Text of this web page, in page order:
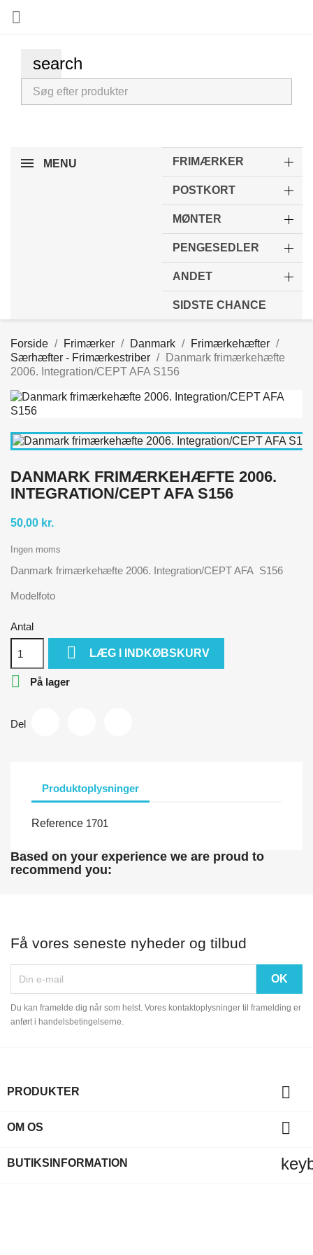

search
MENU FRIMÆRKER
POSTKORT
MØNTER
PENGESEDLER
ANDET
SIDSTE CHANCE
Forside Frimærker Danmark
Frimærkehæfter
Særhæfter - Frimærkestriber
Danmark frimærkehæfte
2006. Integration/CEPT AFA S156
DANMARK FRIMÆRKEHÆFTE 2006.
INTEGRATION/CEPT AFA S156
50,00 kr.
Ingen moms
Danmark frimærkehæfte 2006. Integration/CEPT AFA S156
Modelfoto
Antal
 LÆG I INDKØBSKURV
 På lager
Del
Produktoplysninger
Reference 1701
Based on your experience we are proud to
recommend you:
Få vores seneste nyheder og tilbud
Du kan framelde dig når som helst. Vores kontaktoplysninger til framelding er
anført i handelsbetingelserne.
PRODUKTER 
OM OS 
BUTIKSINFORMATION